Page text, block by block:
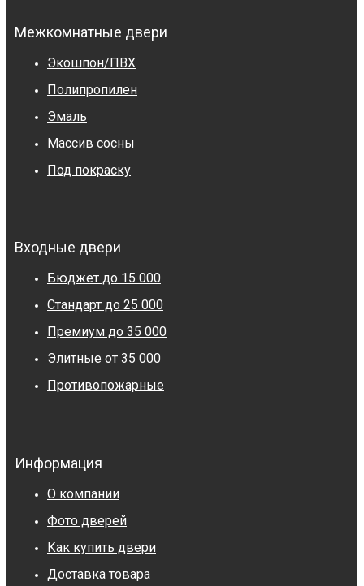
Межкомнатные двери
Экошпон/ПВХ
Полипропилен
Эмаль
Массив сосны
Под покраску
Входные двери
Бюджет до 15 000
Стандарт до 25 000
Премиум до 35 000
Элитные от 35 000
Противопожарные
Информация
О компании
Фото дверей
Как купить двери
Доставка товара